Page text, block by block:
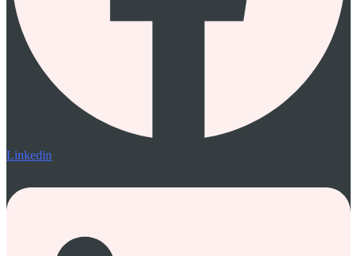
Linkedin